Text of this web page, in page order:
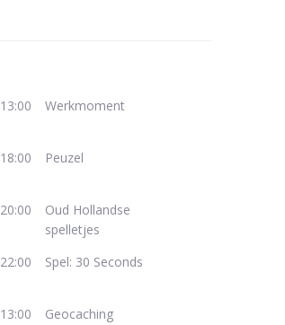
13:00 Werkmoment
18:00 Peuzel
20:00
Oud Hollandse
spelletjes
22:00 Spel: 30 Seconds
13:00 Geocaching